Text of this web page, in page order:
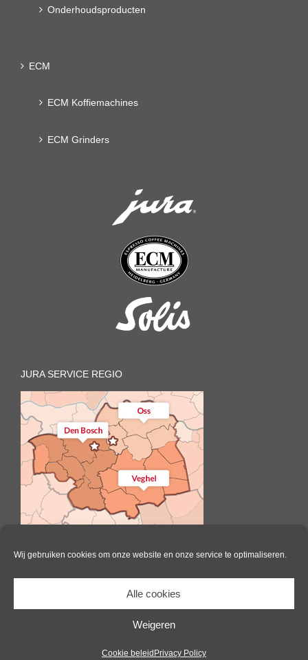
Wij gebruiken cookies om onze website en onze service te optimaliseren.
Alle cookies
Weigeren
Cookie beleid Privacy Policy
Onderhoudsproducten
ECM
ECM Koffiemachines
ECM Grinders
JURA SERVICE REGIO
Il Caffè | All Rights Reserved |Website door Pink Raven|Algemene
voorwaarden|